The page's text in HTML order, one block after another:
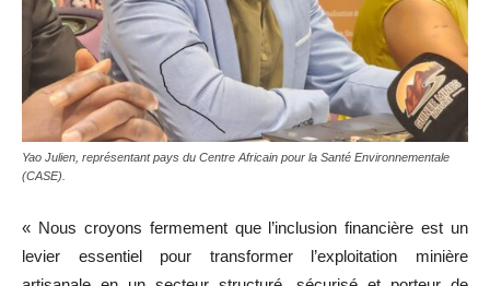
Yao Julien, représentant pays du Centre Africain pour la Santé Environnementale
(CASE).
« Nous croyons fermement que l’inclusion financière est un
levier essentiel pour transformer l’exploitation minière